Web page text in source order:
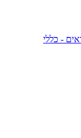
- כללי